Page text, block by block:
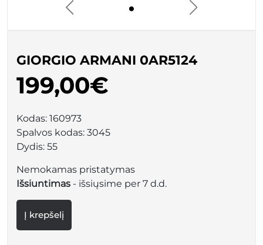
GIORGIO ARMANI 0AR5124
199,00€
Kodas: 160973
Spalvos kodas: 3045
Dydis: 55
Nemokamas pristatymas
Išsiuntimas - išsiųsime per 7 d.d.
Į krepšelį